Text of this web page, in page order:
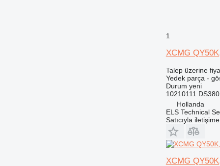
1
XCMG
Talep üzerine
Yedek parça -
Durum yeni
10210111 DS380
Hollanda
ELS Technical
Satıcıyla
XCMG